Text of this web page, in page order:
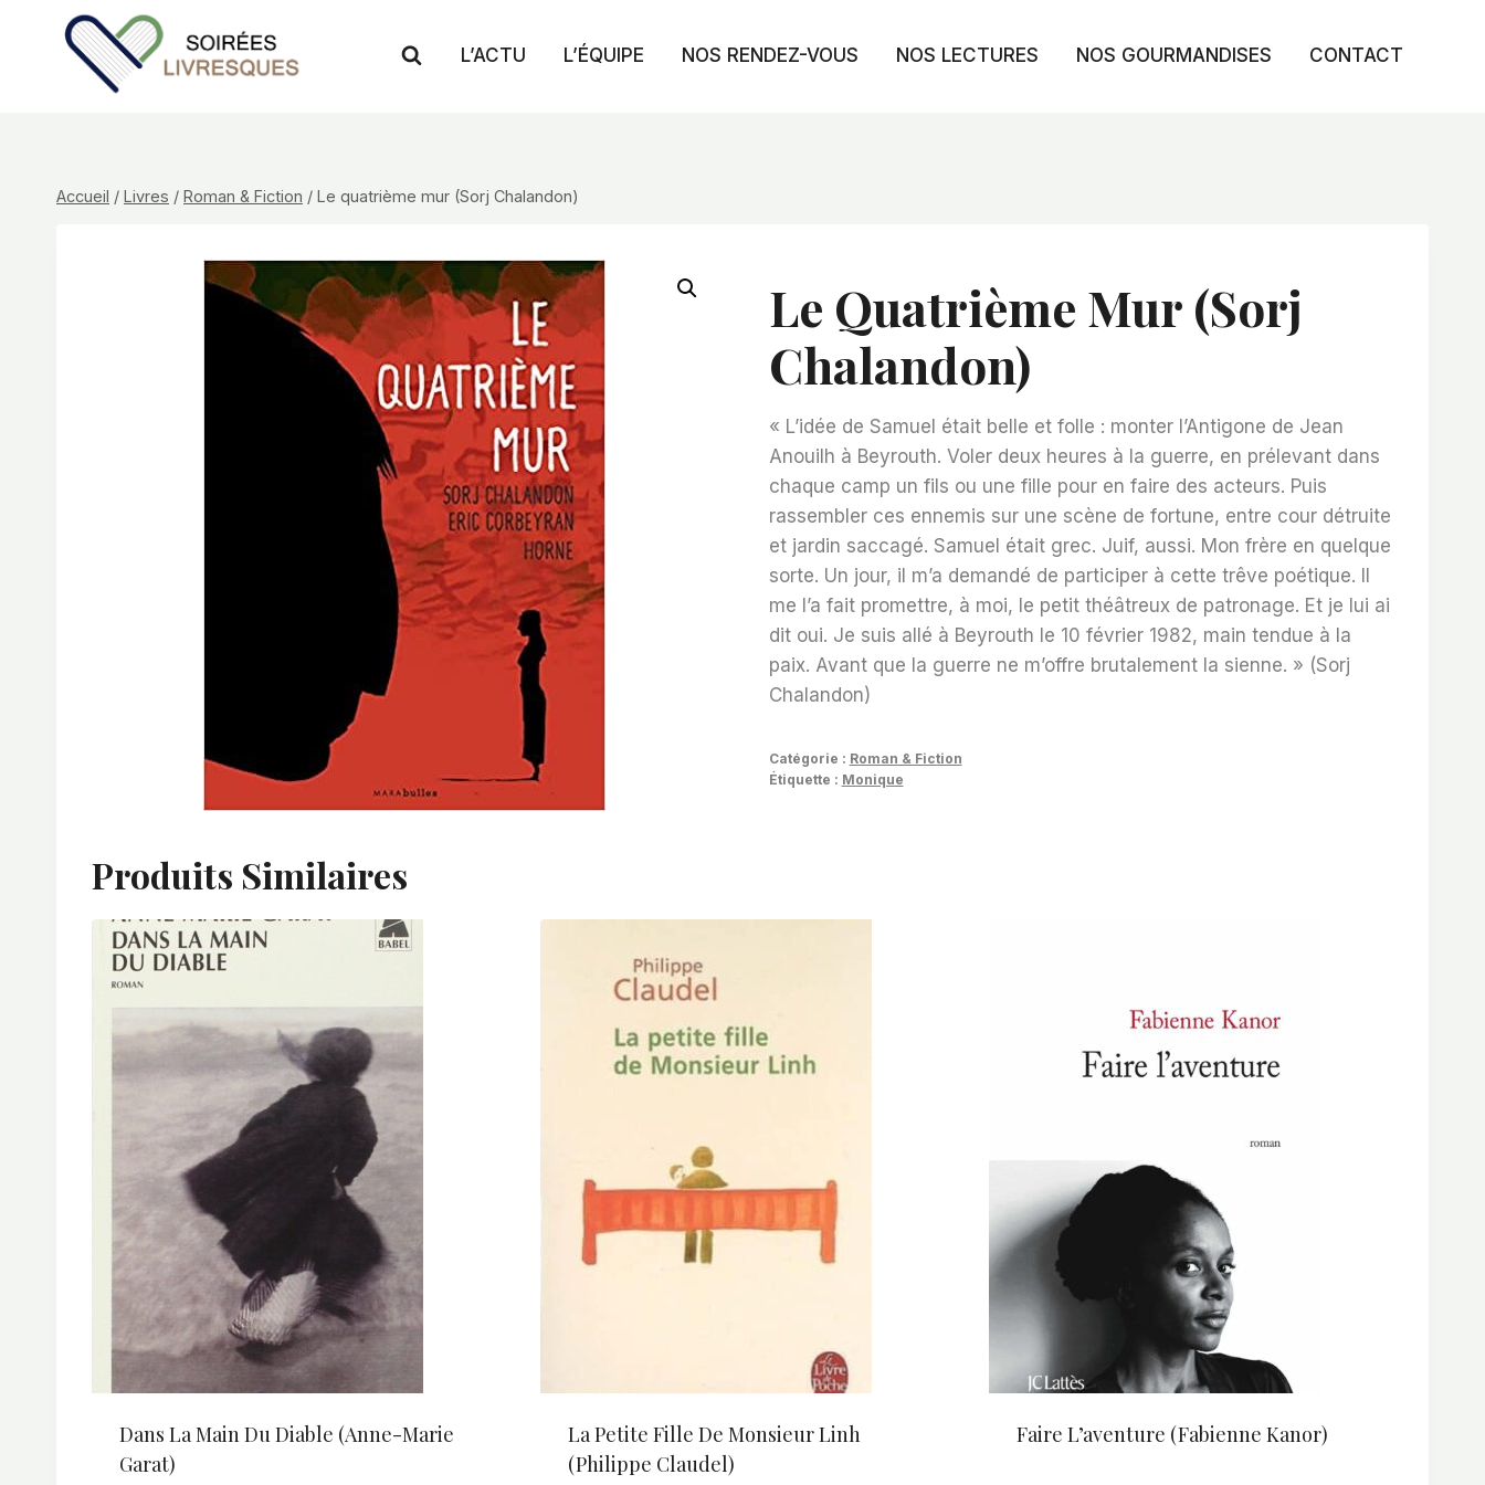
L’ACTU L’ÉQUIPE NOS RENDEZ-VOUS NOS LECTURES NOS GOURMANDISES CONTACT
Accueil / Livres / Roman & Fiction / Le quatrième mur (Sorj Chalandon)
Le Quatrième Mur (Sorj
Chalandon)
« L’idée de Samuel était belle et folle : monter l’Antigone de Jean
Anouilh à Beyrouth. Voler deux heures à la guerre, en prélevant dans
chaque camp un fils ou une fille pour en faire des acteurs. Puis
rassembler ces ennemis sur une scène de fortune, entre cour détruite
et jardin saccagé. Samuel était grec. Juif, aussi. Mon frère en quelque
sorte. Un jour, il m’a demandé de participer à cette trêve poétique. Il
me l’a fait promettre, à moi, le petit théâtreux de patronage. Et je lui ai
dit oui. Je suis allé à Beyrouth le 10 février 1982, main tendue à la
paix. Avant que la guerre ne m’offre brutalement la sienne. » (Sorj
Chalandon)
Catégorie : Roman & Fiction
Étiquette : Monique
Produits Similaires
Dans La Main Du Diable (Anne-Marie
Garat)
La Petite Fille De Monsieur Linh
(Philippe Claudel)
Faire L’aventure (Fabienne Kanor)